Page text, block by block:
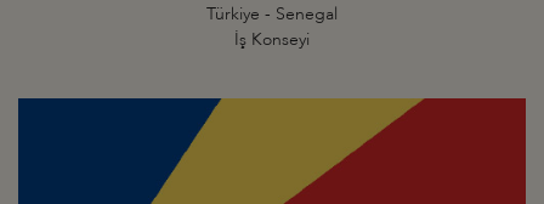
Türkiye - Senegal
İş Konseyi